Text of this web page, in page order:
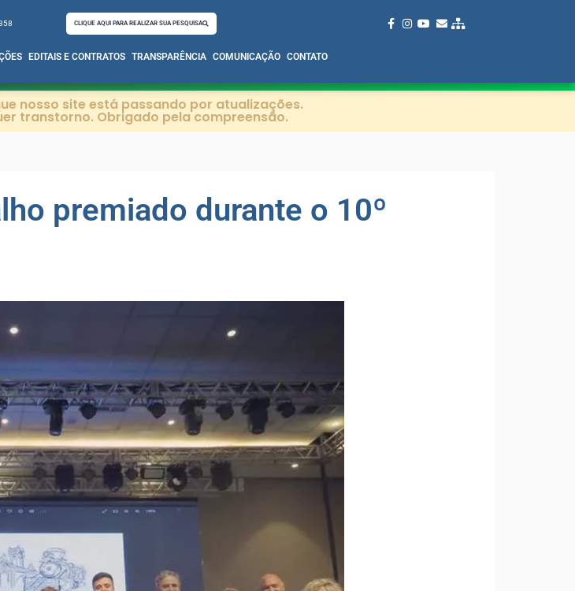
CLIQUE AQUI PARA REALIZAR SUA PESQUISA
EDITAIS E CONTRATOS TRANSPARÊNCIA COMUNICAÇÃO CONTATO
nosso site está passando por atualizações.
transtorno. Obrigado pela compreensão.
premiado durante o 10º